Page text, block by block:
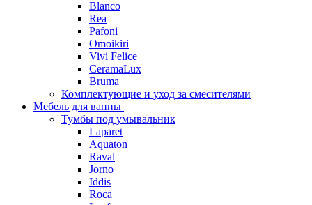
Blanco
Rea
Pafoni
Omoikiri
Vivi Felice
CeramaLux
Bruma
Комплектующие и уход за смесителями
Мебель для ванны
Тумбы под умывальник
Laparet
Aquaton
Raval
Jorno
Iddis
Roca